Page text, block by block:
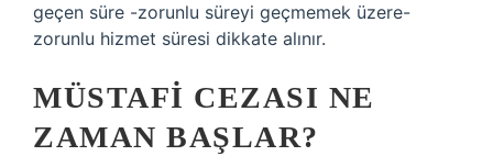
geçen süre -zorunlu süreyi geçmemek üzere-
zorunlu hizmet süresi dikkate alınır.
MÜSTAFI CEZASI NE
ZAMAN BAŞLAR?